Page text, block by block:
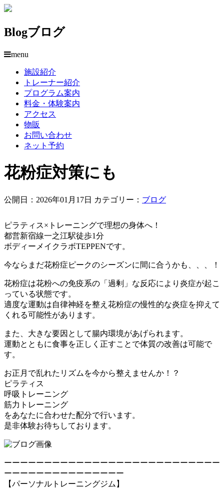
Blogブログ
menu
施設紹介
トレーナー紹介
プログラム案内
料金・体験案内
アクセス
物販
お問い合わせ
ネット予約
花粉症対策にも
公開日：2026年01月17日 カテゴリー： ブログ
ピラティス×トレーニングで理想の身体へ！
都営新宿線一之江駅徒歩1分
ボディーメイクラボTEPPENです。
今ならまだ花粉症ピークのシーズンに間に合うかも、、、！
花粉症は花粉への免疫系の「過剰」な反応により炎症が起こ
っている状態です。
適度な運動は自律神経を整え花粉症の慢性的な炎症を抑えて
くれる可能性があります。
また、大きな要因として腸内環境があげられます。
運動とともに食事を正しく正すことで体質の改善は可能で
す。
お正月で乱れたリズムを今から整えませんか！？
ピラティス
呼吸トレーニング
筋力トレーニング
をあなたに合わせた配分で行います。
是非体験お待ちしております。
ーーーーーーーーーーーーーーーーーーーーーーーーーーー
ーーーーーーーーーーーーーーー
【パーソナルトレーニングジム】